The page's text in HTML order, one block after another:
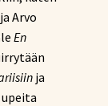
Arvo
En
ja